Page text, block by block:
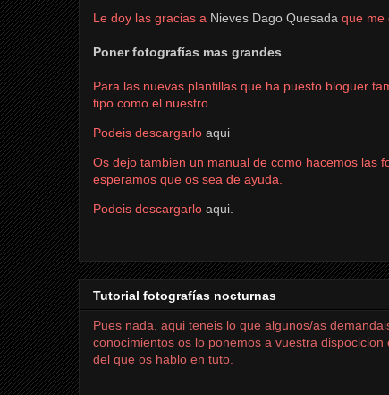
Le doy las gracias a Nieves Dago Quesada que me
Poner fotografías mas grandes
Para las nuevas plantillas que ha puesto bloguer
tipo como el nuestro.
Podeis descargarlo aqui
Os dejo tambien un manual de como hacemos las
esperamos que os sea de ayuda.
Podeis descargarlo aqui.
Tutorial fotografías nocturnas
Pues nada, aqui teneis lo que algunos/as
conocimientos os lo ponemos a vuestra
del que os hablo en tuto.